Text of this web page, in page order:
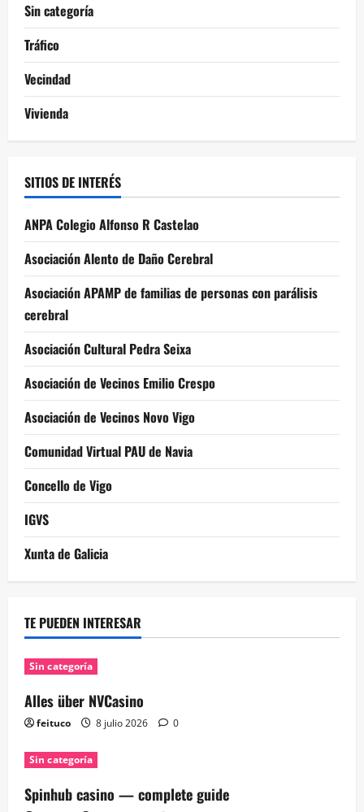
Sin categoría
Tráfico
Vecindad
Vivienda
SITIOS DE INTERÉS
ANPA Colegio Alfonso R Castelao
Asociación Alento de Daño Cerebral
Asociación APAMP de familias de personas con parálisis
cerebral
Asociación Cultural Pedra Seixa
Asociación de Vecinos Emilio Crespo
Asociación de Vecinos Novo Vigo
Comunidad Virtual PAU de Navia
Concello de Vigo
IGVS
Xunta de Galicia
TE PUEDEN INTERESAR
Sin categoría
Alles über NVCasino
feituco 8 julio 2026 0
Sin categoría
Spinhub casino — complete guide